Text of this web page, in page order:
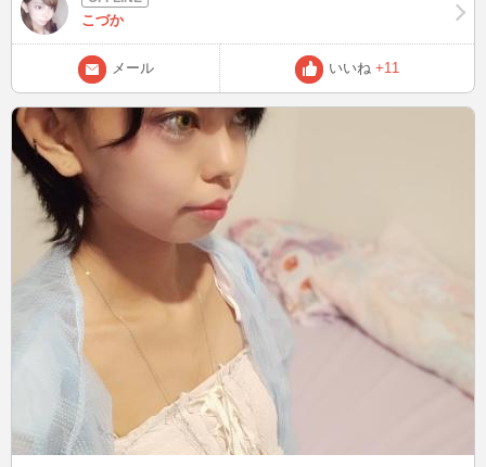
こづか
メール いいね +11